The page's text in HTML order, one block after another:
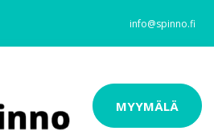
info@spinno.fi
MYYMÄLÄ